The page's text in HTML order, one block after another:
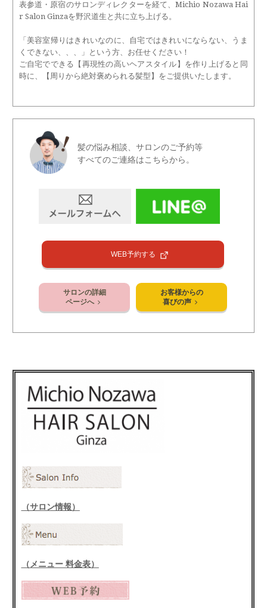
表参道・原宿のサロンディレクターを経て、Michio Nozawa Hai
r Salon Ginzaを野沢道生と共に立ち上げる。
「美容室帰りはきれいなのに、自宅ではきれいにならない、うま
くできない、、、」という方、お任せください！
ご自宅でできる【再現性の高いヘアスタイル】を作り上げると同
時に、【周りから絶対褒められる髪型】をご提供いたします。
髪の悩み相談、サロンのご予約等
すべてのご連絡はこちらから。
WEB予約する
サロンの詳細
ページへ
お客様からの
喜びの声
（サロン情報）
（メニュー 料金表）